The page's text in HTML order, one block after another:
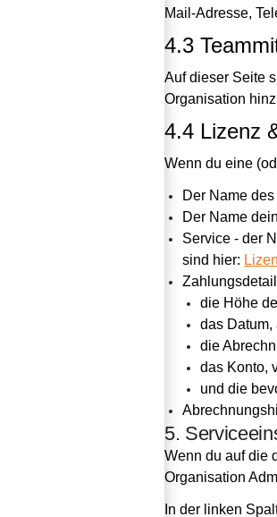
Mail-Adresse,
4.3
Auf dieser Seite
Organisation
4.4 Lizenz
Wenn du eine
Der Name
Der Name
Service - der
sind hier:
die Höhe
das Datum,
die
das Konto,
und die
5.
Wenn du auf die
Organisation
In der linken